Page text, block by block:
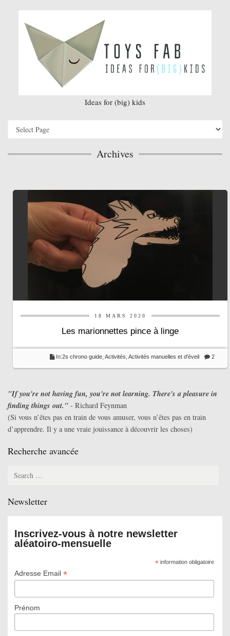
Ideas for (big) kids
Archives
18 MARS 2020
Les marionnettes pince à linge
2
In:2s chrono guide, Activités, Activités manuelles et d'éveil
"If you're not having fun, you're not learning. There's a pleasure in
finding things out." - Richard Feynman
(Si vous n’êtes pas en train de vous amuser, vous n’êtes pas en train
d’apprendre. Il y a une vraie jouissance à découvrir les choses)
Recherche avancée
Newsletter
Inscrivez-vous à notre newsletter
aléatoiro-mensuelle
*information obligatoire
Adresse Email *
Prénom